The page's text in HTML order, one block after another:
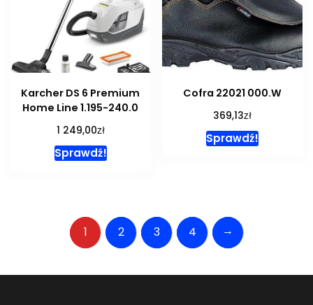
Karcher DS 6 Premium
Home Line 1.195-240.0
1 249,00zł
Sprawdź!
Cofra 22021 000.W
369,13zł
Sprawdź!
1 2 3 4 →